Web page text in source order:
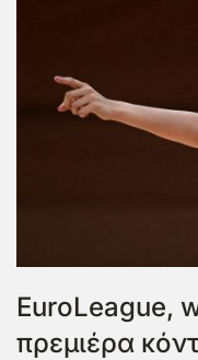
ΕuroLeague,
πρεμιέρα